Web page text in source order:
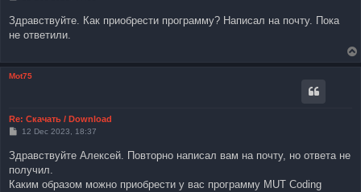
t
Здравствуйте. Как приобрести программу? Написал на почту. Пока
не ответили.
Mot75
Re: Скачать / Download
P
t
12 Dec 2023, 18:37
Здравствуйте Алексей. Повторно написал вам на почту, но ответа не
получил.
Каким образом можно приобрести у вас программу MUT Coding